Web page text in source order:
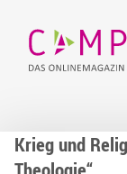
Krieg und